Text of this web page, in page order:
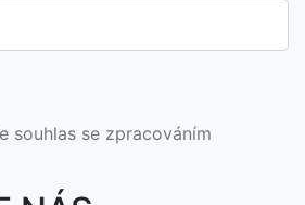
souhlas se zpracováním